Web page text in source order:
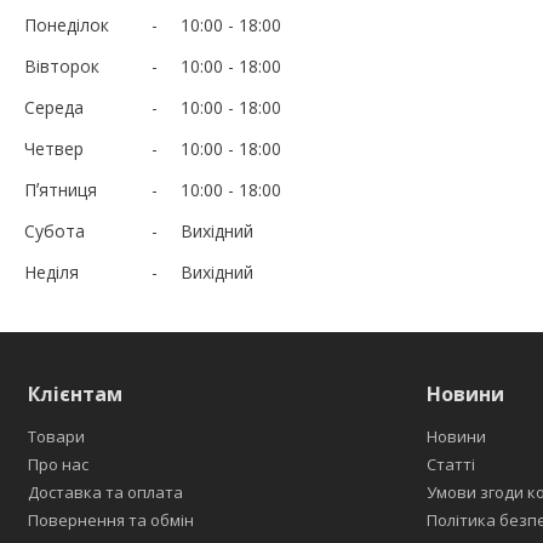
Понеділок 10:00
18:00
Вівторок
10:00
18:00
Середа
10:00
18:00
Четвер
10:00
18:00
Пʼятниця
10:00
18:00
Субота
Вихідний
Неділя
Вихідний
Клієнтам
Товари
Про нас
Доставка та оплата
Повернення та обмін
Новини
Новини
Статті
Умови згоди
Політика